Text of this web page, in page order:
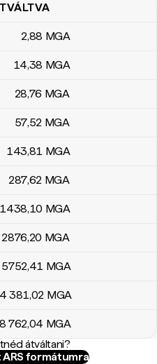
átváltási táblázat
2,88 MGA
14,38 MGA
28,76 MGA
57,52 MGA
143,81 MGA
287,62 MGA
1438,10 MGA
2876,20 MGA
5752,41 MGA
381,02 MGA
762,04 MGA
átváltani?
formátumra